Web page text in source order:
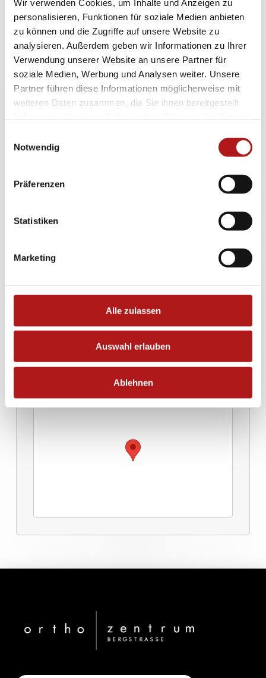
Wir verwenden Cookies, um Inhalte und Anzeigen zu
personalisieren, Funktionen für soziale Medien anbieten
zu können und die Zugriffe auf unsere Website zu
analysieren. Außerdem geben wir Informationen zu Ihrer
Verwendung unserer Website an unsere Partner für
soziale Medien, Werbung und Analysen weiter. Unsere
Partner führen diese Informationen möglicherweise mit
weiteren Daten zusammen, die Sie ihnen bereitgestellt
Notwendig
Präferenzen
Statistiken
Marketing
Alle zulassen
Auswahl erlauben
Ablehnen
06252 - 12419 - 0
Fax
06252 - 12419 - 19
Mail
info@orthozentrum-bergstrasse.de
Öffnungszeiten
Freitag
08:00 bis 18:00 Uhr
Orthozentrum Bergstraße
64646 Heppenheim
Es stehen ausreichend Parkplätze vor der Praxis
Zur Wegbeschreibung in Google Maps